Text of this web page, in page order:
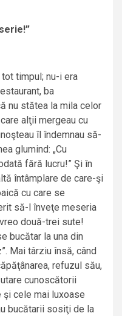
timpul; nu-i era
ba
nu stătea la mila celor
alţii mergeau cu
îl îndemnau să-
glumind: „Cu
fără lucru!” Şi în
întâmplare de care-şi
cu care se
să-l înveţe meseria
două-trei sute!
bucătar la una din
Mai târziu însă, când
refuzul său,
cunoscătorii
cele mai luxoase
bucătarii sosiţi de la